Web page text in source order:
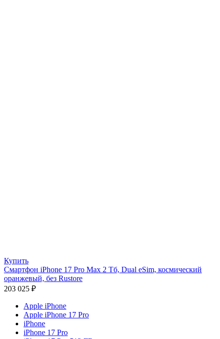
Купить
Смартфон iPhone 17 Pro Max 2 Тб, Dual eSim, космический
оранжевый, без Rustore
203 025 ₽
Apple iPhone
Apple iPhone 17 Pro
iPhone
iPhone 17 Pro